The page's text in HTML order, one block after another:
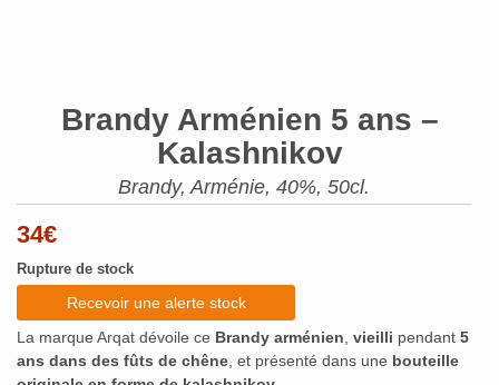
Brandy Arménien 5 ans –
Kalashnikov
Brandy, Arménie, 40%, 50cl.
34€
Rupture de stock
Recevoir une alerte stock
La marque Arqat dévoile ce Brandy arménien vieilli pendant 5
ans dans des fûts de chêne , et présenté dans une bouteille